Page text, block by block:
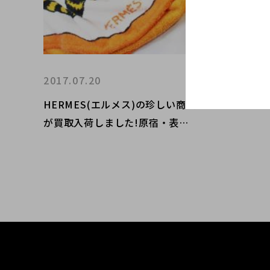
HERMES(エルメス)の珍しい商品
が買取入荷しました!原宿・表参
2017.07.20